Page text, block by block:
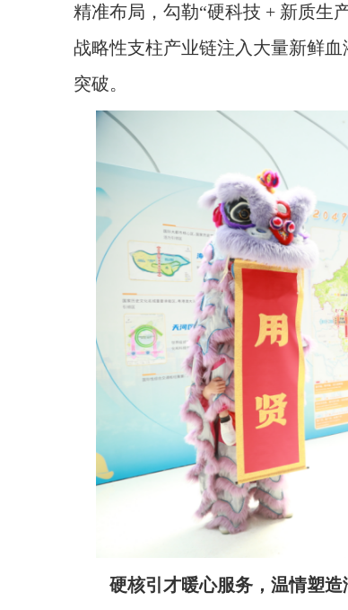
精准布局，勾勒“硬科技 + 新质生
战略性支柱产业链注入大量新鲜
突破。
硬核引才暖心服务，温情塑造